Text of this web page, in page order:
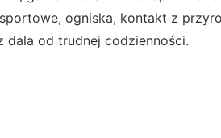
ogniska, kontakt z
dala od trudnej codzienności.